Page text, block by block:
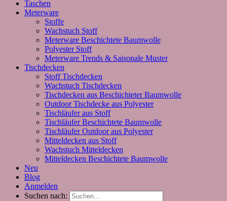
Taschen
Meterware
Stoffe
Wachstuch Stoff
Meterware Beschichtete Baumwolle
Polyester Stoff
Meterware Trends & Saisonale Muster
Tischdecken
Stoff Tischdecken
Wachstuch Tischdecken
Tischdecken aus Beschichteter Baumwolle
Outdoor Tischdecke aus Polyester
Tischläufer aus Stoff
Tischläufer Beschichtete Baumwolle
Tischläufer Outdoor aus Polyester
Mitteldecken aus Stoff
Wachstuch Mitteldecken
Mitteldecken Beschichtete Baumwolle
Neu
Blog
Anmelden
Suchen nach: